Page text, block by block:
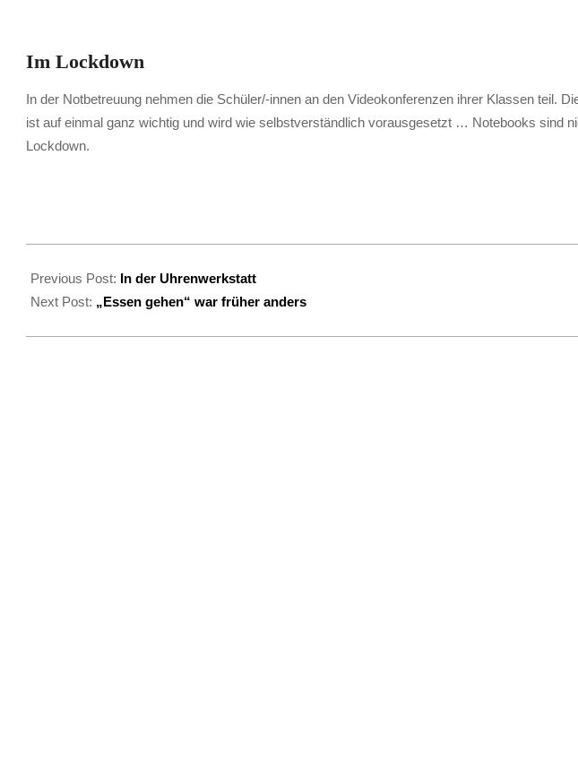
Im Lockdown
In der Notbetreuung nehmen die Schüler/-innen an den Videokonferenzen ihrer Klassen teil.
ist auf einmal ganz wichtig und wird wie selbstverständlich vorausgesetzt … Notebooks sind
Lockdown.
02-
14
Previous Post: In der Uhrenwerkstatt
Next Post: „Essen gehen“ war früher anders